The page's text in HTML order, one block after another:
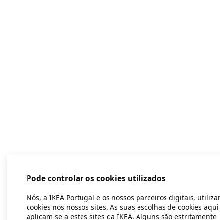
Pode controlar os cookies utilizados
Nós, a IKEA Portugal e os nossos parceiros digitais,
cookies nos nossos sites. As suas escolhas de cookies aqui
aplicam-se a estes sites da IKEA. Alguns são estritamente